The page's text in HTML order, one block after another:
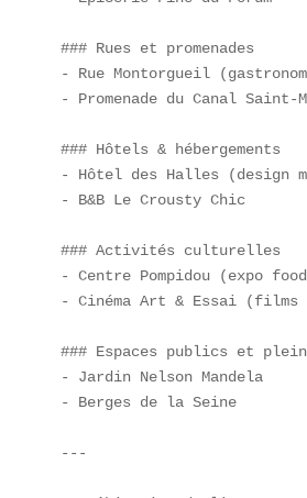
### Rues et promenades
- Rue Montorgueil
- Promenade du Canal
### Hôtels & hébergements
- Hôtel des Halles (design
- B&B Le Crousty Chic
### Activités culturelles
- Centre Pompidou (expo
- Cinéma Art & Essai
### Espaces publics et
- Jardin Nelson Mandela
- Berges de la Seine
---